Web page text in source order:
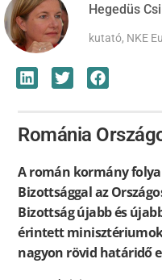
Hegedüs
kutató, NKE
Románia
A román kormány
Bizottsággal az
Bizottság újabb és
érintett
nagyon rövid határidő